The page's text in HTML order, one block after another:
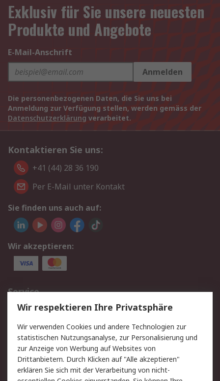
Exklusiv für Sie unsere neuesten
Produkte und Angebote
E-Mail-Anschrift
Anmelden
Die personenbezogenen Daten, die Sie uns bei
Anmeldung zur Verfügung stellen, werden gemäss der
Datenschutzerklärung verarbeitet.
Kontaktieren Sie uns:
+41 (44) 28 36 190
Per E-Mail unter Kontakt
Sie finden uns auch auf:
Wir akzeptieren:
Service
Value Added Services
Lieferlösungen
Rücksendungen
Kontakt
Hilfe
Rechtliches
Wir respektieren Ihre Privatsphäre
Wir verwenden Cookies und andere Technologien zur
statistischen Nutzungsanalyse, zur Personalisierung und
zur Anzeige von Werbung auf Websites von
Drittanbietern. Durch Klicken auf "Alle akzeptieren"
erklären Sie sich mit der Verarbeitung von nicht-